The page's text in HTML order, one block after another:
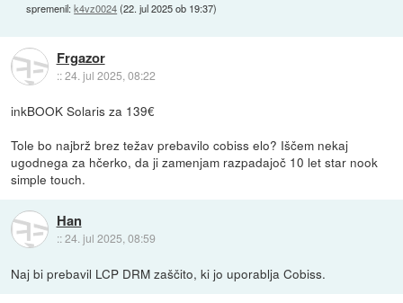
spremenil:k4vz0024(22. jul 2025 ob 19:37)
Frgazor
::24. jul 2025, 08:22
inkBOOK Solaris za 139€
Tole bo najbrž brez težav prebavilo cobiss elo? Iščem nekaj
ugodnega za hčerko, da ji zamenjam razpadajoč 10 let star nook
simple touch.
Han
::24. jul 2025, 08:59
Naj bi prebavil LCP DRM zaščito, ki jo uporablja Cobiss.